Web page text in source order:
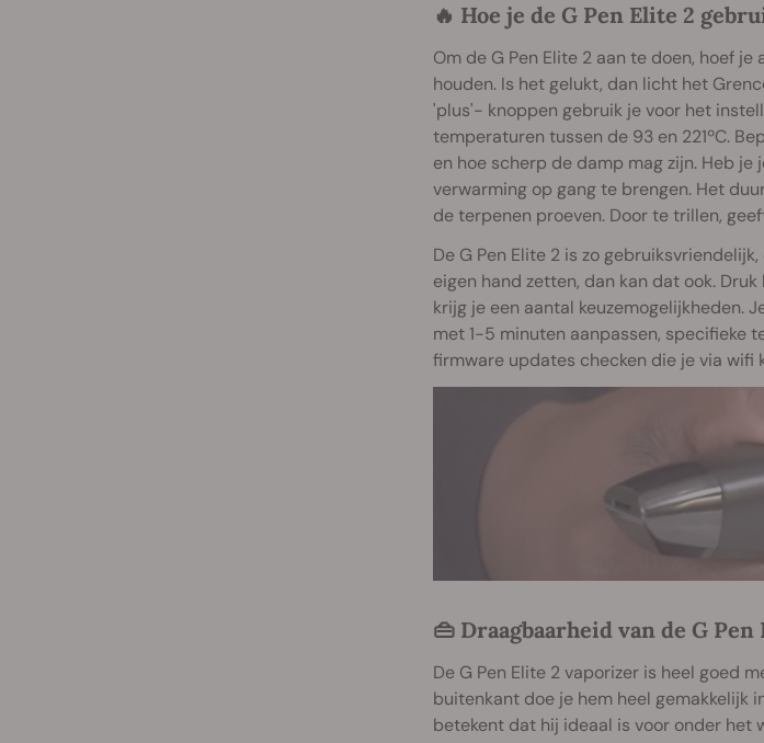
🔥 Hoe je de G Pen Elite 2
Om de G Pen Elite 2 aan te doen, hoef
houden. Is het gelukt, dan licht het
'plus'- knoppen gebruik je voor het
temperaturen tussen de 93 en 221ºC.
en hoe scherp de damp mag zijn. Heb
verwarming op gang te brengen. Het
de terpenen proeven. Door te trillen,
De G Pen Elite 2 is zo
eigen hand zetten, dan kan dat ook.
krijg je een aantal keuzemogelijkheden.
met 1-5 minuten aanpassen, specifieke
firmware updates checken die je via wifi
👜 Draagbaarheid van de G Pen
De G Pen Elite 2 vaporizer is heel goed
buitenkant doe je hem heel gemakkelijk
betekent dat hij ideaal is voor onder het